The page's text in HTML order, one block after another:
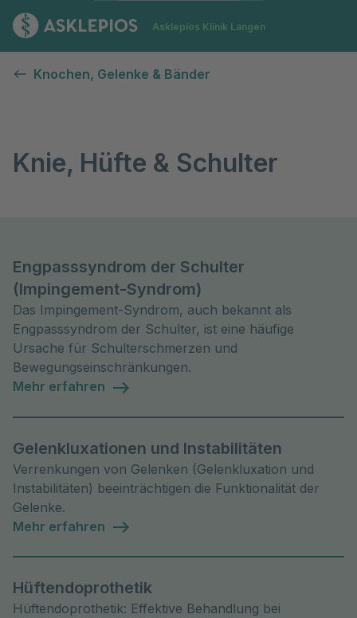
Zur Startseite
Asklepios Klinik Langen
Knochen, Gelenke & Bänder
Knie, Hüfte & Schulter
Engpasssyndrom der Schulter
(Impingement-Syndrom)
Das Impingement-Syndrom, auch bekannt als
Engpasssyndrom der Schulter, ist eine häufige
Ursache für Schulterschmerzen und
Bewegungseinschränkungen.
Mehr erfahren
Gelenkluxationen und Instabilitäten
Verrenkungen von Gelenken (Gelenkluxation und
Instabilitäten) beeinträchtigen die Funktionalität der
Gelenke.
Mehr erfahren
Hüftendoprothetik
Hüftendoprothetik: Effektive Behandlung bei